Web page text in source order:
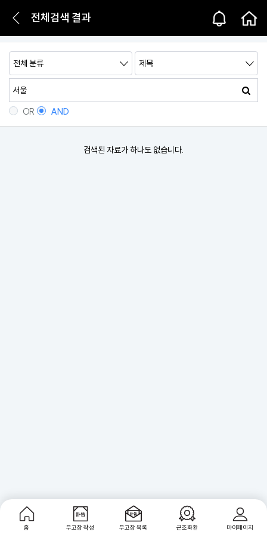
전체검색 결과
OR AND
검색된 자료가 하나도 없습니다.
홈 부고장 작성 부고장 목록 근조화환 마이페이지